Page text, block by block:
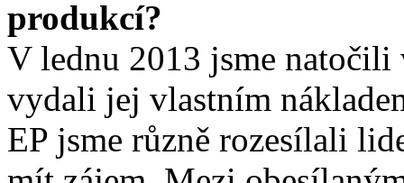
produkcí?
V lednu 2013 jsme natočili
vydali jej vlastním
EP jsme různě rozesílali